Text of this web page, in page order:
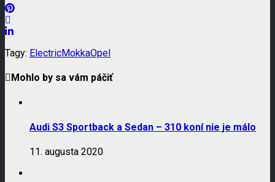
Tagy: ElectricMokkaOpel
Mohlo by sa vám páčiť
Audi S3 Sportback a Sedan – 310 koní nie je málo
11. augusta 2020